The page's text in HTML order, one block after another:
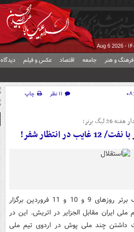
Aug 6 2026
فرهنگ و هنر جامعه اقتصاد عکس و فیلم دیدگاه
۱۱ نظر
چاپ
لیگ برتر؛
شفر!
– بازی های هفته 26 لیگ برتر روزهای 9 و 10 و 11 فروردین برگزار
ایران مقابل الجزایر در اتریش. این در
داشتن چند ملی پوش در اردوی تیم ملی